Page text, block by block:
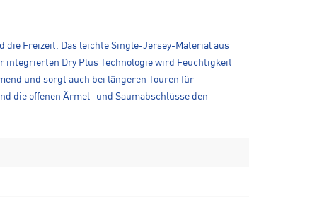
die Freizeit. Das leichte Single-Jersey-Material aus
integrierten Dry Plus Technologie wird Feuchtigkeit
und sorgt auch bei längeren Touren für
die offenen Ärmel- und Saumabschlüsse den